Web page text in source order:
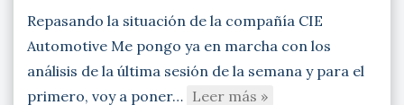
Repasando la situación de la compañía CIE
Automotive Me pongo ya en marcha con los
análisis de la última sesión de la semana y para el
primero, voy a poner… Leer más »